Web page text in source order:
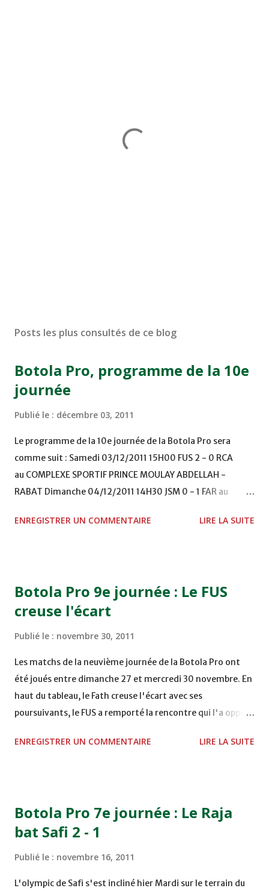
Posts les plus consultés de ce blog
Botola Pro, programme de la 10e
journée
Publié le : décembre 03, 2011
Le programme de la 10e journée de la Botola Pro sera
comme suit : Samedi 03/12/2011 15H00 FUS 2 - 0 RCA
au COMPLEXE SPORTIF PRINCE MOULAY ABDELLAH -
RABAT Dimanche 04/12/2011 14H30 JSM 0 - 1 FAR au
TERRAIN EL ABDI - EL JADIDA 16h30 OCK 0 - 1 HUSA
Mardi 06/12/2011 15H00 WAF - OCS au COMPLEXE SPORTIF
DE FES - FES WAC - MAS Reporté pour cause de finale de la
ENREGISTRER UN COMMENTAIRE LIRE LA SUITE
Botola Pro 9e journée : Le FUS
creuse l'écart
Publié le : novembre 30, 2011
Les matchs de la neuvième journée de la Botola Pro ont
été joués entre dimanche 27 et mercredi 30 novembre. En
haut du tableau, le Fath creuse l'écart avec ses
poursuivants, le FUS a remporté la rencontre qui l'a opposé
2, Badr Kachani a ouvert la marque à la 38e pour les
joueurs soussis, et ont réussi à mener au score à la dernière
minute du temps réglementaire grâce à un but de Mourad
chuté à domicile face à l'OCK sur le score de 0 - 2. La
bonne affaire de la semaine a été réalisée par le Moghreb
ENREGISTRER UN COMMENTAIRE LIRE LA SUITE
Botola Pro 7e journée : Le Raja
bat Safi 2 - 1
Publié le : novembre 16, 2011
L'olympic de Safi s'est incliné hier Mardi sur le terrain du